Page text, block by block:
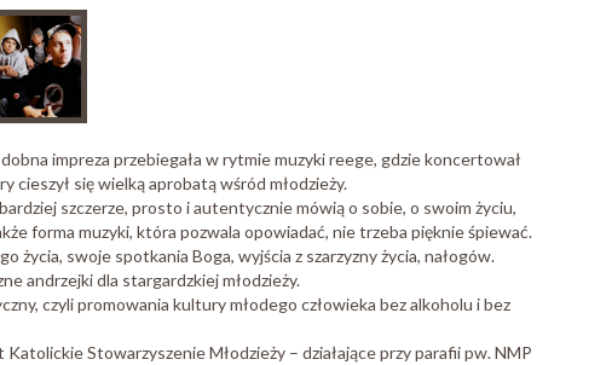
impreza przebiegała w rytmie muzyki reege, gdzie koncertował
się wielką aprobatą wśród młodzieży.
szczerze, prosto i autentycznie mówią o sobie, o swoim życiu,
forma muzyki, która pozwala opowiadać, nie trzeba pięknie śpiewać.
swoje spotkania Boga, wyjścia z szarzyzny życia, nałogów.
andrzejki dla stargardzkiej młodzieży.
czyli promowania kultury młodego człowieka bez alkoholu i bez
Stowarzyszenie Młodzieży – działające przy parafii pw. NMP